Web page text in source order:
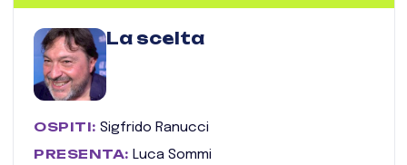
La scelta
OSPITI: Sigfrido Ranucci
PRESENTA: Luca Sommi